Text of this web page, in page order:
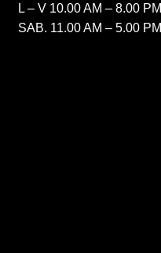
L – V 10.00 AM – 8.00 PM
SAB. 11.00 AM – 5.00 PM